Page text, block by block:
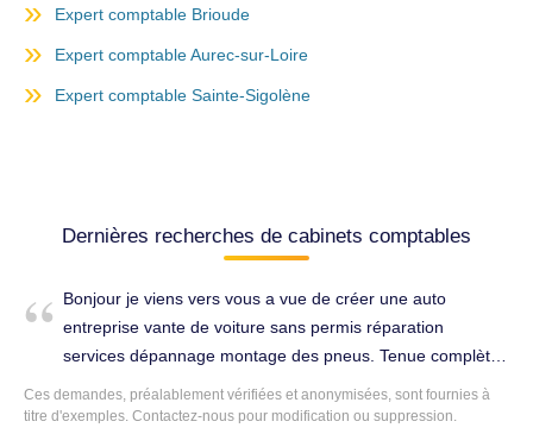
Expert comptable Brioude
Expert comptable Aurec-sur-Loire
Expert comptable Sainte-Sigolène
Dernières recherches de cabinets comptables
Bonjour je viens vers vous a vue de créer une auto
entreprise vante de voiture sans permis réparation
services dépannage montage des pneus. Tenue complète
de la comptabilité à Monistrol-sur-Loire (43120).
Ces demandes, préalablement vérifiées et anonymisées, sont fournies à
titre d'exemples. Contactez-nous pour modification ou suppression.